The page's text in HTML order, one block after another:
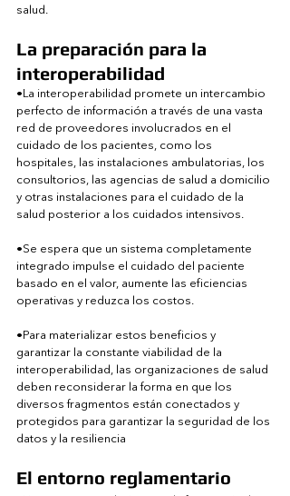
salud.
La preparación para la
interoperabilidad
•La interoperabilidad promete un intercambio
perfecto de información a través de una vasta
red de proveedores involucrados en el
cuidado de los pacientes, como los
hospitales, las instalaciones ambulatorias, los
consultorios, las agencias de salud a domicilio
y otras instalaciones para el cuidado de la
salud posterior a los cuidados intensivos.
•Se espera que un sistema completamente
integrado impulse el cuidado del paciente
basado en el valor, aumente las eficiencias
operativas y reduzca los costos.
•Para materializar estos beneficios y
garantizar la constante viabilidad de la
interoperabilidad, las organizaciones de salud
deben reconsiderar la forma en que los
diversos fragmentos están conectados y
protegidos para garantizar la seguridad de los
datos y la resiliencia
El entorno reglamentario